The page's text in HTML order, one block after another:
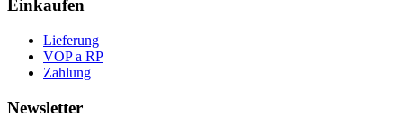
Einkaufen
Lieferung
VOP a RP
Zahlung
Newsletter